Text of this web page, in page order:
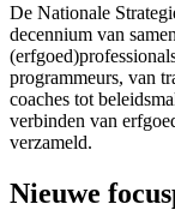
De Nationale
decennium van
programmeurs, van
coaches tot
verbinden van
verzameld.
Nieuwe